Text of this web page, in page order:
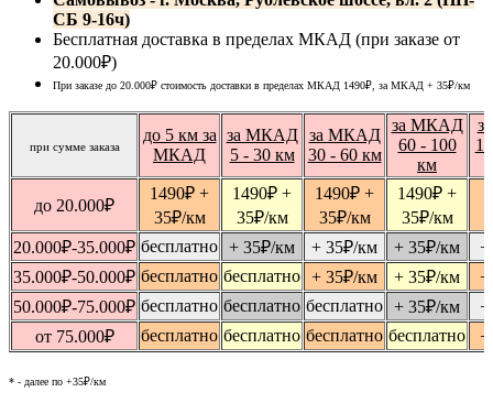
СБ 9-16ч)
Бесплатная доставка в пределах МКАД (при заказе от
20.000₽)
При заказе до 20.000₽ стоимость доставки в пределах МКАД 1490₽, за МКАД + 35₽/км
при сумме заказа
до 5 км за
МКАД
за МКАД
5 - 30 км
за МКАД
30 - 60 км
за МКАД
60 - 100
км
до 20.000₽
1490₽ +
35₽/км
1490₽ +
35₽/км
1490₽ +
35₽/км
1490₽ +
35₽/км
20.000₽-35.000₽ бесплатно + 35₽/км + 35₽/км + 35₽/км
+
35.000₽-50.000₽ бесплатно бесплатно + 35₽/км + 35₽/км
+
50.000₽-75.000₽ бесплатно бесплатно бесплатно + 35₽/км
+
от 75.000₽ бесплатно бесплатно бесплатно бесплатно +
* - далее по +35₽/км